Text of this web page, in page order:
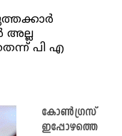
അല്ല
പി എ
കോൺഗ്രസ്‌
ഇപ്പോഴത്തെ